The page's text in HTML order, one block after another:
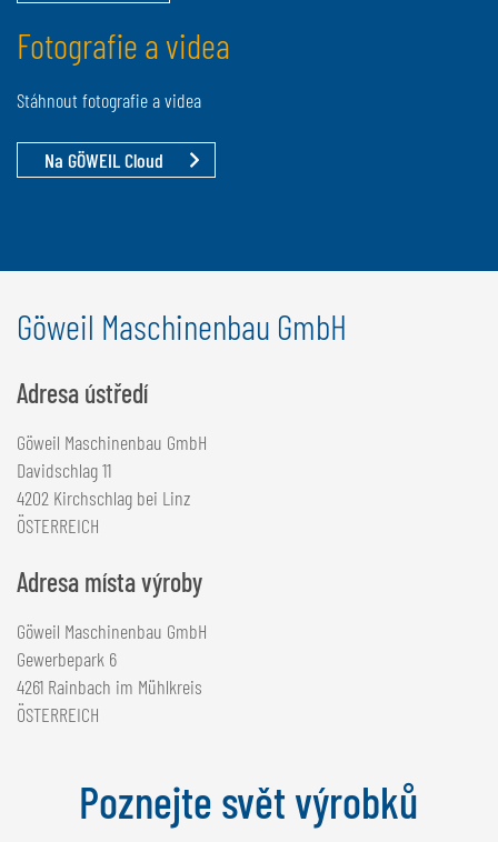
Fotografie a videa
Stáhnout fotografie a videa
Na GÖWEIL Cloud
Göweil Maschinenbau GmbH
Adresa ústředí
Göweil Maschinenbau GmbH
Davidschlag 11
4202 Kirchschlag bei Linz
ÖSTERREICH
Adresa místa výroby
Göweil Maschinenbau GmbH
Gewerbepark 6
4261 Rainbach im Mühlkreis
ÖSTERREICH
Poznejte svět výrobků